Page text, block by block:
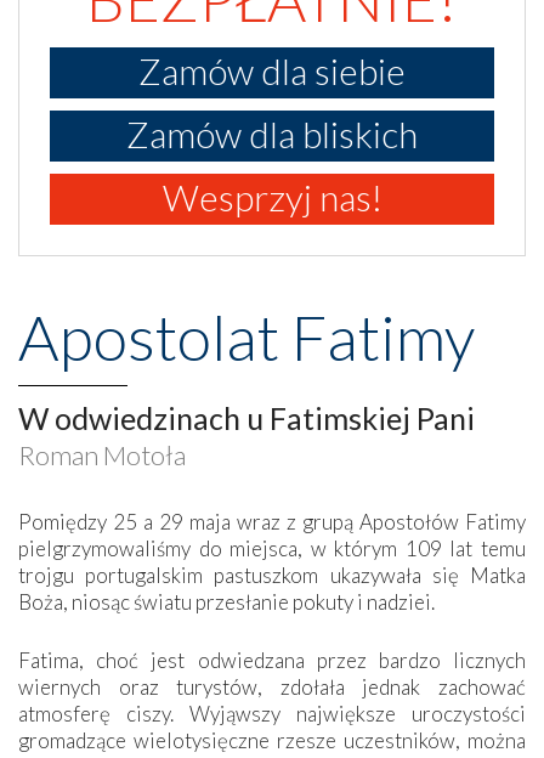
Zamów dla siebie
Zamów dla bliskich
Wesprzyj nas!
Apostolat Fatimy
W odwiedzinach u Fatimskiej Pani
Roman Motoła
Pomiędzy 25 a 29 maja wraz z grupą Apostołów Fatimy
pielgrzymowaliśmy do miejsca, w którym 109 lat temu
trojgu portugalskim pastuszkom ukazywała się Matka
Boża, niosąc światu przesłanie pokuty i nadziei.
Fatima, choć jest odwiedzana przez bardzo licznych
wiernych oraz turystów, zdołała jednak zachować
atmosferę ciszy. Wyjąwszy największe uroczystości
gromadzące wielotysięczne rzesze uczestników, można